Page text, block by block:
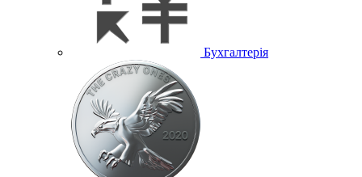
Бухгалтерія